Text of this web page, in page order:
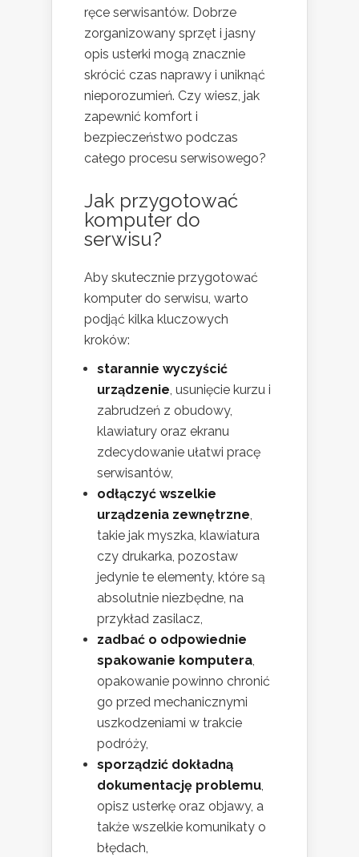
ręce serwisantów. Dobrze
zorganizowany sprzęt i jasny
opis usterki mogą znacznie
skrócić czas naprawy i uniknąć
nieporozumień. Czy wiesz, jak
zapewnić komfort i
bezpieczeństwo podczas
całego procesu serwisowego?
Jak przygotować
komputer do
serwisu?
Aby skutecznie przygotować
komputer do serwisu, warto
podjąć kilka kluczowych
kroków:
starannie wyczyścić
urządzenie, usunięcie kurzu i
zabrudzeń z obudowy,
klawiatury oraz ekranu
zdecydowanie ułatwi pracę
serwisantów,
odłączyć wszelkie
urządzenia zewnętrzne,
takie jak myszka, klawiatura
czy drukarka, pozostaw
jedynie te elementy, które są
absolutnie niezbędne, na
przykład zasilacz,
zadbać o odpowiednie
spakowanie komputera,
opakowanie powinno chronić
go przed mechanicznymi
uszkodzeniami w trakcie
podróży,
sporządzić dokładną
dokumentację problemu,
opisz usterkę oraz objawy, a
także wszelkie komunikaty o
błędach,